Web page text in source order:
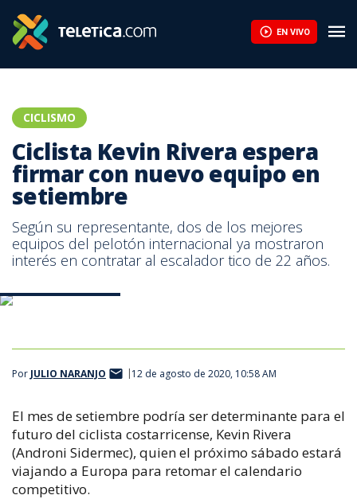
EN VIVO
CICLISMO
Ciclista Kevin Rivera espera
firmar con nuevo equipo en
setiembre
Según su representante, dos de los mejores
equipos del pelotón internacional ya mostraron
interés en contratar al escalador tico de 22 años.
Por JULIO NARANJO 12 de agosto de 2020, 10:58 AM
El mes de setiembre podría ser determinante para el
futuro del ciclista costarricense, Kevin Rivera
(Androni Sidermec), quien el próximo sábado estará
viajando a Europa para retomar el calendario
competitivo.